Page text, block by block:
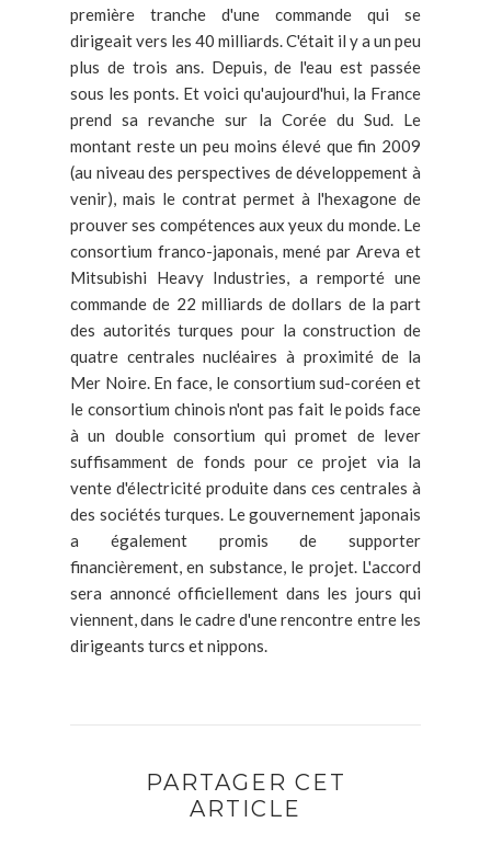
première tranche d'une commande qui se
dirigeait vers les 40 milliards. C'était il y a un peu
plus de trois ans. Depuis, de l'eau est passée
sous les ponts. Et voici qu'aujourd'hui, la France
prend sa revanche sur la Corée du Sud. Le
montant reste un peu moins élevé que fin 2009
(au niveau des perspectives de développement à
venir), mais le contrat permet à l'hexagone de
prouver ses compétences aux yeux du monde. Le
consortium franco-japonais, mené par Areva et
Mitsubishi Heavy Industries, a remporté une
commande de 22 milliards de dollars de la part
des autorités turques pour la construction de
quatre centrales nucléaires à proximité de la
Mer Noire. En face, le consortium sud-coréen et
le consortium chinois n'ont pas fait le poids face
à un double consortium qui promet de lever
suffisamment de fonds pour ce projet via la
vente d'électricité produite dans ces centrales à
des sociétés turques. Le gouvernement japonais
a également promis de supporter
financièrement, en substance, le projet. L'accord
sera annoncé officiellement dans les jours qui
viennent, dans le cadre d'une rencontre entre les
dirigeants turcs et nippons.
PARTAGER CET
ARTICLE